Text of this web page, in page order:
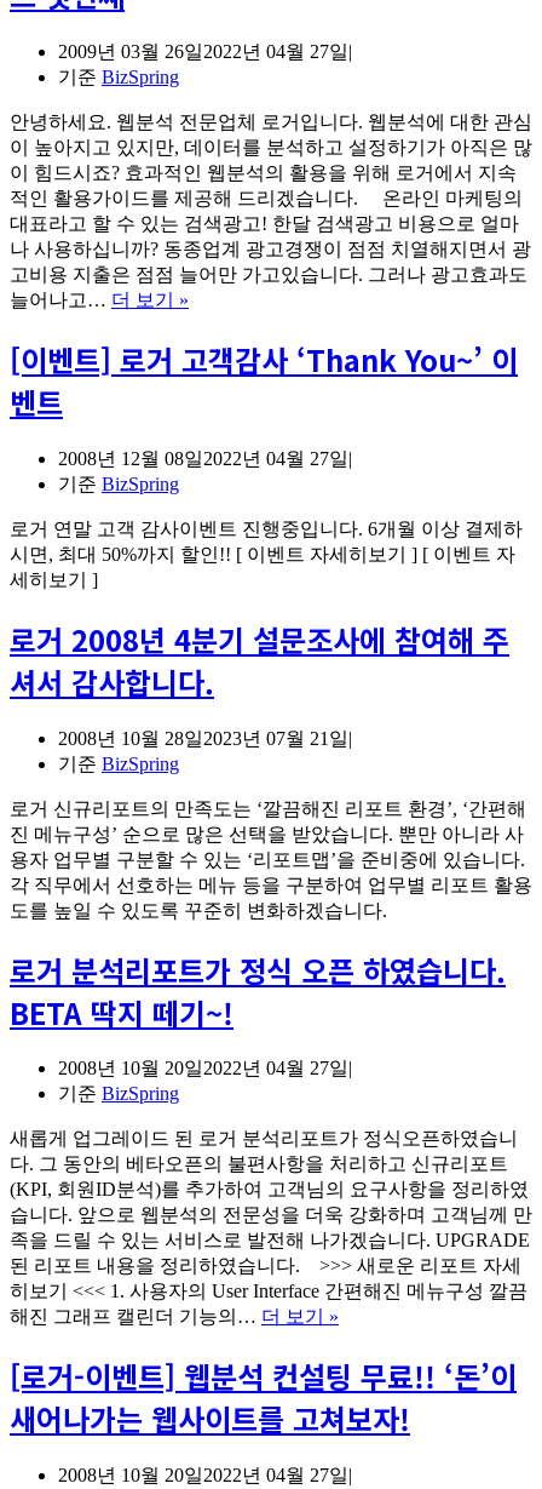
웹
분
석
설
정
가
이
2009년 03월 26일2022년 04월 27일
기준 BizSpring
안녕하세요. 웹분석 전문업체 로거입니다. 웹분석에 대한 관심
이 높아지고 있지만, 데이터를 분석하고 설정하기가 아직은 많
이 힘드시죠? 효과적인 웹분석의 활용을 위해 로거에서 지속
적인 활용가이드를 제공해 드리겠습니다. 온라인 마케팅의
대표라고 할 수 있는 검색광고! 한달 검색광고 비용으로 얼마
나 사용하십니까? 동종업계 광고경쟁이 점점 치열해지면서 광
고비용 지출은 점점 늘어만 가고있습니다. 그러나 광고효과도
늘어나고… 더 보기 »
며
느
아
분
석
활
용
가
이
드
째
[이벤트] 로거 고객감사 ‘Thank You~’ 이
벤트
2008년 12월 08일2022년 04월 27일
기준 BizSpring
로거 연말 고객 감사이벤트 진행중입니다. 6개월 이상 결제하
시면, 최대 50%까지 할인!! [ 이벤트 자세히보기 ] [ 이벤트 자
세히보기 ]
로거 2008년 4분기 설문조사에 참여해 주
셔서 감사합니다.
2008년 10월 28일2023년 07월 21일
기준 BizSpring
로거 신규리포트의 만족도는 ‘깔끔해진 리포트 환경’, ‘간편해
진 메뉴구성’ 순으로 많은 선택을 받았습니다. 뿐만 아니라 사
용자 업무별 구분할 수 있는 ‘리포트맵’을 준비중에 있습니다.
각 직무에서 선호하는 메뉴 등을 구분하여 업무별 리포트 활용
도를 높일 수 있도록 꾸준히 변화하겠습니다.
로거 분석리포트가 정식 오픈 하였습니다.
BETA 딱지 떼기~!
2008년 10월 20일2022년 04월 27일
기준 BizSpring
새롭게 업그레이드 된 로거 분석리포트가 정식오픈하였습니
다. 그 동안의 베타오픈의 불편사항을 처리하고 신규리포트
(KPI, 회원ID분석)를 추가하여 고객님의 요구사항을 정리하였
습니다. 앞으로 웹분석의 전문성을 더욱 강화하며 고객님께 만
족을 드릴 수 있는 서비스로 발전해 나가겠습니다. UPGRADE
된 리포트 내용을 정리하였습니다. >>> 새로운 리포트 자세
히보기 <<< 1. 사용자의 User Interface 간편해진 메뉴구성 깔끔
해진 그래프 캘린더 기능의… 더 보기 »
분
석
리
트
[로거-이벤트] 웹분석 컨설팅 무료!! ‘돈’이
새어나가는 웹사이트를 고쳐보자!
2008년 10월 20일2022년 04월 27일